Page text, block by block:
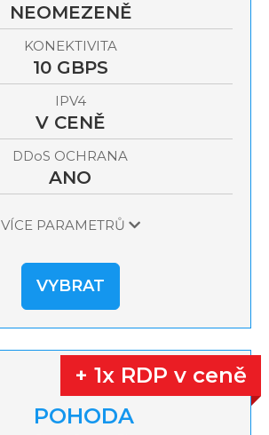
NEOMEZENĚ
KONEKTIVITA
10 GBPS
IPV4
V CENĚ
DDoS OCHRANA
ANO
VÍCE PARAMETRŮ
VYBRAT
+ 1x RDP v ceně
POHODA